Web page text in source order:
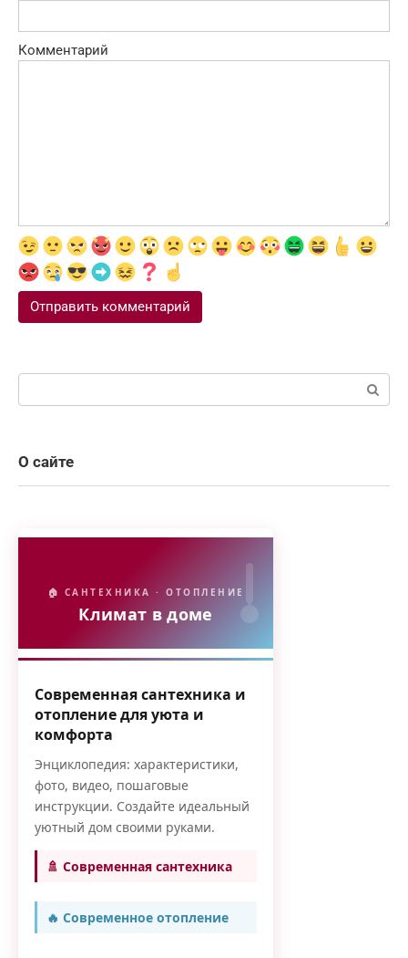
Комментарий
Поиск:
О сайте
🏠 САНТЕХНИКА · ОТОПЛЕНИЕ
Климат в доме
Современная сантехника и
отопление для уюта и
комфорта
Энциклопедия: характеристики,
фото, видео, пошаговые
инструкции. Создайте идеальный
уютный дом своими руками.
🚿 Современная сантехника
🔥 Современное отопление